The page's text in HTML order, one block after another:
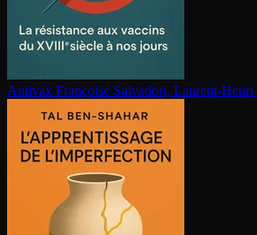
Antivax Françoise Salvadori, Laurent-